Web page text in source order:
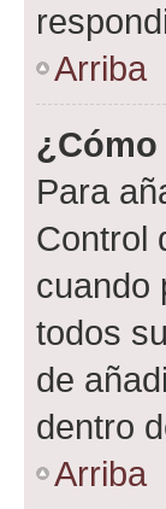
Arriba
Para
Control
cuando
todos
de
dentro
Arriba